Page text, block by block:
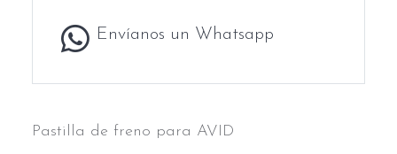
Envíanos un Whatsapp
Pastilla de freno para AVID